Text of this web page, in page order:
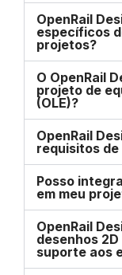
OpenRail
específicos
projetos?
O OpenRail
projeto de
(OLE)?
OpenRail
requisitos de
Posso
em meu
OpenRail
desenhos 2D
suporte aos